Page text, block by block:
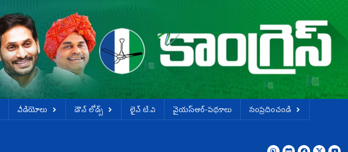
వీడియోలు డౌన్ లోడ్స్ లైవ్ టి.వి వైయస్ఆర్-పథకాలు
సంప్రదించండి